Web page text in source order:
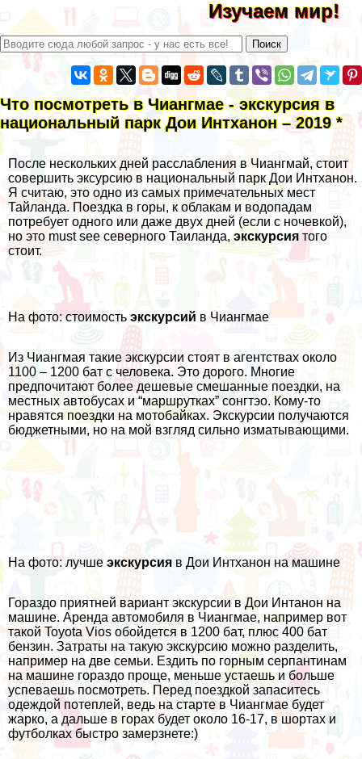
Изучаем мир!
Что посмотреть в Чиангмае - экскурсия в
национальный парк Дои Интханон – 2019 *
После нескольких дней расслабления в Чиангмай, стоит
совершить эксурсию в национальный парк Дои Интханон.
Я считаю, это одно из самых примечательных мест
Тайланда. Поездка в горы, к облакам и водопадам
потребует одного или даже двух дней (если с ночевкой),
но это must see северного Таиланда,экскурсиятого
стоит.
На фото: стоимость экскурсий в Чиангмае
Из Чиангмая такие экскурсии стоят в агентствах около
1100 – 1200 бат с человека. Это дорого. Многие
предпочитают более дешевые смешанные поездки, на
местных автобусах и “маршрутках” сонгтэо. Кому-то
нравятсяпоездки на мотобайках. Экскурсии получаются
бюджетными, но на мой взгляд сильно изматывающими.
На фото: лучше экскурсия в Дои Интханон на машине
Гораздо приятней вариант экскурсии в Дои Интанон на
машине. Аренда автомобиля в Чиангмае, например вот
такой Toyota Vios обойдется в 1200 бат, плюс 400 бат
бензин. Затраты на такую экскурсию можно разделить,
например на две семьи. Ездить по горным серпантинам
на машине гораздо проще, меньше устаешь и больше
успеваешь посмотреть. Перед поездкой запаситесь
одеждой потеплей, ведь на старте в Чиангмае будет
жарко, а дальше в горах будет около 16-17, в шортах и
футболках быстро замерзнете:)